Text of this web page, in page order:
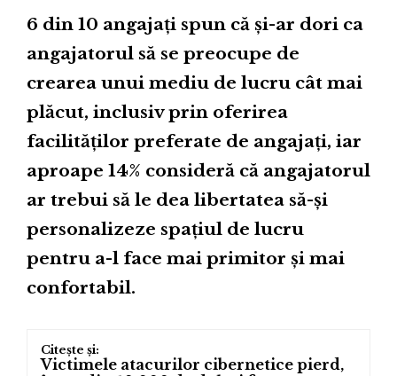
6 din 10 angajați spun că și-ar dori ca
angajatorul să se preocupe de
crearea unui mediu de lucru cât mai
plăcut, inclusiv prin oferirea
facilităților preferate de angajați, iar
aproape 14% consideră că angajatorul
ar trebui să le dea libertatea să-și
personalizeze spațiul de lucru
pentru a-l face mai primitor și mai
confortabil.
Victimele atacurilor cibernetice pierd,